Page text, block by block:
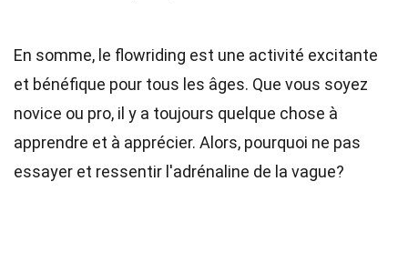
En somme, le flowriding est une activité excitante
et bénéfique pour tous les âges. Que vous soyez
novice ou pro, il y a toujours quelque chose à
apprendre et à apprécier. Alors, pourquoi ne pas
essayer et ressentir l'adrénaline de la vague?